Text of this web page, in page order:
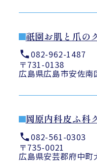
祇園お肌と爪の
082-962-1487
〒731-0138
広島県広島市安佐
岡原内科皮ふ科
082-561-0303
〒735-0021
広島県安芸郡府中